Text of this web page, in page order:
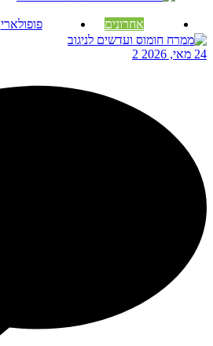
אחרונים פופולארי
24 מאי, 2026 2